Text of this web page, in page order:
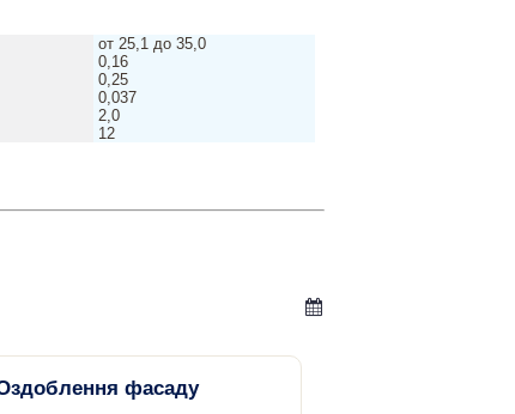
от 25,1 до 35,0
0,16
0,25
0,037
2,0
12
фасаду